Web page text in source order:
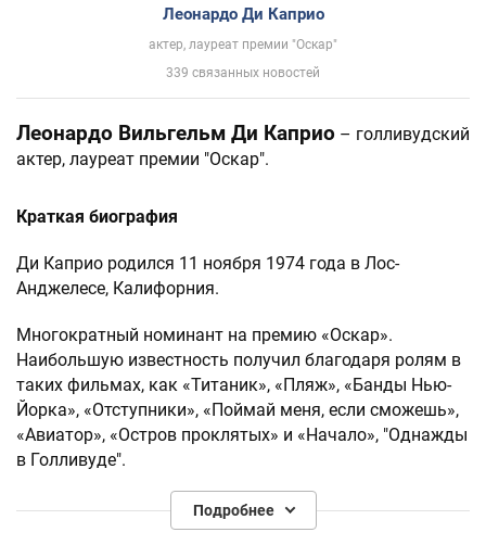
Леонардо Ди Каприо
актер, лауреат премии "Оскар"
339 связанных новостей
Леонардо Вильгельм Ди Каприо – голливудский
актер, лауреат премии "Оскар".
Краткая биография
Ди Каприо родился 11 ноября 1974 года в Лос-
Анджелесе, Калифорния.
Многократный номинант на премию «Оскар».
Наибольшую известность получил благодаря ролям в
таких фильмах, как «Титаник», «Пляж», «Банды Нью-
Йорка», «Отступники», «Поймай меня, если сможешь»,
«Авиатор», «Остров проклятых» и «Начало», "Однажды
в Голливуде".
Мировую популярность актеру принес 1997 год. Драма
«Титаник» стала самым главным событием года. Ди
Подробнее